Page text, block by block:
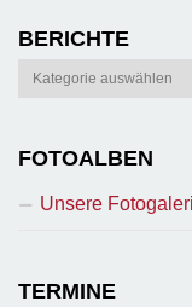
BERICHTE
Berichte
FOTOALBEN
Unsere
TERMINE